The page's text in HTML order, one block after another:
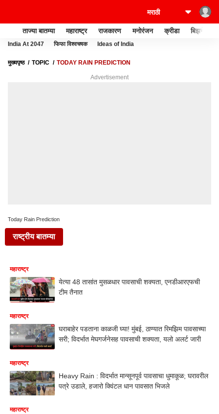
ताज्या बातम्या महाराष्ट्र राजकारण मनोरंजन क्रीडा बिझनेस
India At 2047 फिफा विश्वचषक Ideas of India
मुख्यपृष्ठ TOPIC TODAY RAIN PREDICTION
Advertisement
Today Rain Prediction
राष्ट्रीय बातम्या
महाराष्ट्र
येत्या 48 तासांत मुसळधार पावसाची शक्यता, एनडीआरएफची
टीम तैनात
महाराष्ट्र
घराबाहेर पडताना काळजी घ्या! मुंबई, ठाण्यात रिमझिम पावसाच्या
सरी; विदर्भात मेघगर्जनेसह पावसाची शक्यता, यलो अलर्ट जारी
महाराष्ट्र
Heavy Rain : विदर्भात मान्सूनपूर्व पावसाचा धुमाकूळ; घरावरील
पत्रे उडाले, हजारो क्विंटल धान पावसात भिजले
महाराष्ट्र